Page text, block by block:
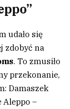
udało się
zdobyć na
. To zmusiło
przekonanie,
Damaszek
Aleppo –